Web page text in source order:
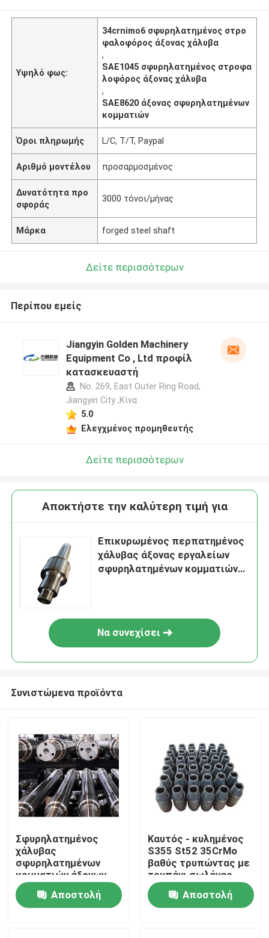
Σπίτι
Σχετικά με εμάς
Υψηλό φως:
34crnimo6 σφυρηλατημένος στρο
φαλοφόρος άξονας χάλυβα
,
SAE1045 σφυρηλατημένος στροφα
λοφόρος άξονας χάλυβα
,
SAE8620 άξονας σφυρηλατημένων
κομματιών
Όροι πληρωμής L/C, T/T, Paypal
Αριθμό μοντέλου προσαρμοσμένος
Δυνατότητα προ
σφοράς
3000 τόνοι/μήνας
Μάρκα forged steel shaft
Δείτε περισσότερων
Περίπου εμείς
Jiangyin Golden Machinery
Equipment Co , Ltd προφίλ
κατασκευαστή
No. 269, East Outer Ring Road,
Jiangyin City ,Κίνα
5.0
Ελεγχμένος προμηθευτής
Δείτε περισσότερων
Αποκτήστε την καλύτερη τιμή για
Επικυρωμένος περπατημένος
χάλυβας άξονας εργαλείων
σφυρηλατημένων κομματιών
Να συνεχίσει
Συνιστώμενα προϊόντα
Σφυρηλατημένος
χάλυβας
σφυρηλατημένων
κομματιών άξονων
εργαλείων χάλυβα
42CrMo 34CrNiMo6
υψηλός - η ποιότητα
Αποστολή
Καυτός - κυλημένος
S355 St52 35CrMo
βαθύς τρυπώντας με
τρυπάνι σωλήνας
χάλυβα σωλήνων
εργαλείων κοινός
Αποστολή